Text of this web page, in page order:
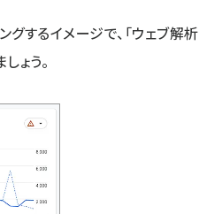
するイメージで、「ウェブ解析
ょう。